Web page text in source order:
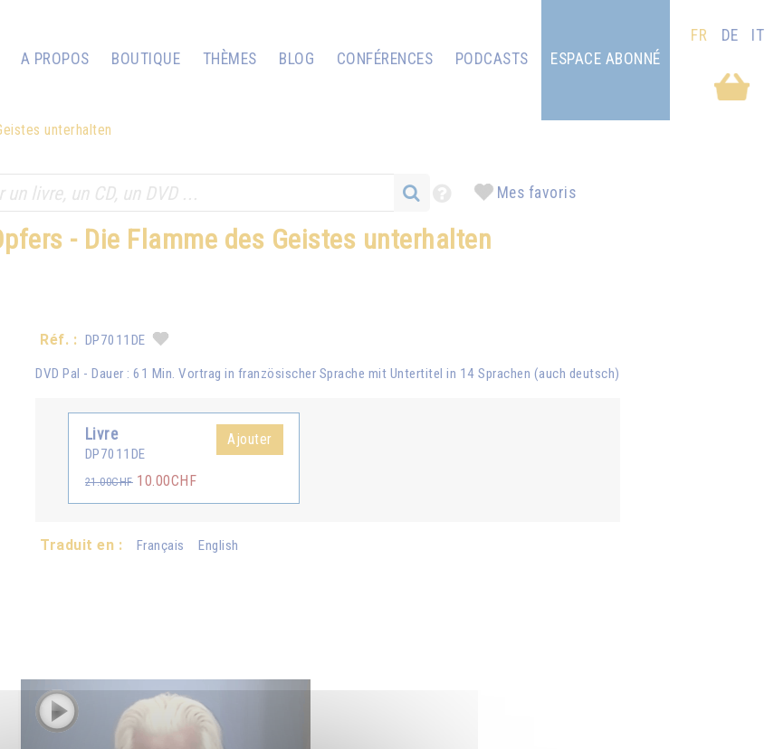
A PROPOS BOUTIQUE THÈMES BLOG CONFÉRENCES PODCASTS ESPACE ABONNÉ
FR DE IT
unterhalten
Mes favoris
- Die Flamme des Geistes unterhalten
Réf. : DP7011DE
DVD Pal - Dauer : 61 Min. Vortrag in französischer Sprache mit Untertitel in 14 Sprachen (auch deutsch)
Livre
DP7011DE
21.00CHF10.00CHF
Ajouter
Traduit en : Français English